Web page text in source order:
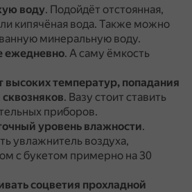
воду. Подойдёт отстоянная,
кипячёная вода. Также можно
минеральную воду.
ежедневно. А саму ёмкость
высоких температур, попадания
. Вазу стоит ставить
приборов.
уровень влажности.
увлажнитель воздуха,
с букетом примерно на 30
соцветия прохладной